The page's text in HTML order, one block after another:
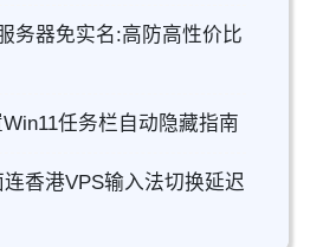
务器免实名:高防高性价比
任务栏自动隐藏指南
香港VPS输入法切换延迟